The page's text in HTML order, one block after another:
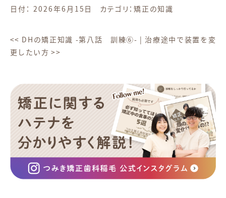
日付： 2026年6月15日 カテゴリ：矯正の知識
<< DHの矯正知識 -第八話 訓練⑥- |治療途中で装置を変
更したい方>>